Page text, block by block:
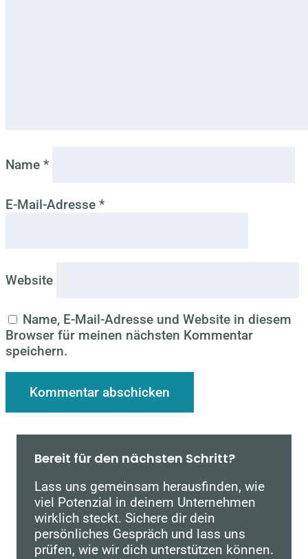
Name *
E-Mail-Adresse *
Website
Name, E-Mail-Adresse und Website in diesem
Browser für meinen nächsten Kommentar
speichern.
Bereit für den nächsten Schritt?
Lass uns gemeinsam herausfinden, wie
viel Potenzial in deinem Unternehmen
wirklich steckt. Sichere dir dein
persönliches Gespräch und lass uns
prüfen, wie wir dich unterstützen können.